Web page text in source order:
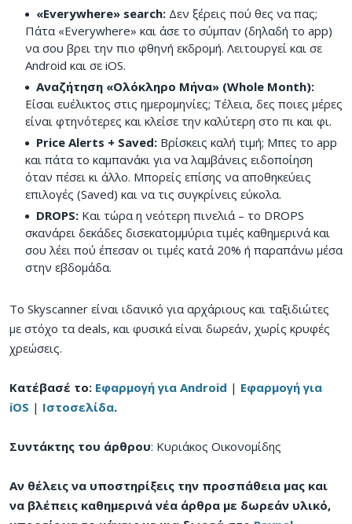
«Everywhere» search: Δεν ξέρεις πού θες να πας;
Πάτα «Everywhere» και άσε το σύμπαν (δηλαδή το app)
να σου βρει την πιο φθηνή εκδρομή. Λειτουργεί και σε
Android και σε iOS.
Αναζήτηση «Ολόκληρο Μήνα» (Whole Month):
Είσαι ευέλικτος στις ημερομηνίες; Τέλεια, δες ποιες μέρες
είναι φτηνότερες και κλείσε την καλύτερη στο πι και φι.
Price Alerts + Saved: Βρίσκεις καλή τιμή; Μπες το app
και πάτα το καμπανάκι για να λαμβάνεις ειδοποίηση
όταν πέσει κι άλλο. Μπορείς επίσης να αποθηκεύεις
επιλογές (Saved) και να τις συγκρίνεις εύκολα.
DROPS: Και τώρα η νεότερη πινελιά – το DROPS
σκανάρει δεκάδες δισεκατομμύρια τιμές καθημερινά και
σου λέει πού έπεσαν οι τιμές κατά 20% ή παραπάνω μέσα
στην εβδομάδα.
Το Skyscanner είναι ιδανικό για αρχάριους και ταξιδιώτες
με στόχο τα deals, και φυσικά είναι δωρεάν, χωρίς κρυφές
χρεώσεις.
Κατέβασέ το: Εφαρμογή για Android | Εφαρμογή για
iOS | Ιστοσελίδα.
Συντάκτης του άρθρου: Κυριάκος Οικονομίδης
Αν θέλεις να υποστηρίξεις την προσπάθεια μας και
να βλέπεις καθημερινά νέα άρθρα με δωρεάν υλικό,